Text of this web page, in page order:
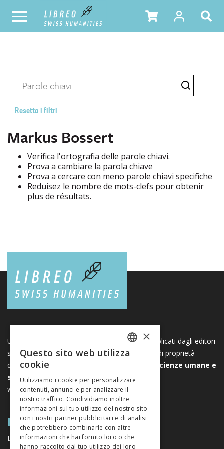
Resetta i filtri
Markus Bossert
Verifica l'ortografia delle parole chiavi.
Prova a cambiare la parola chiave
Prova a cercare con meno parole chiavi specifiche
Reduisez le nombre de mots-clefs pour obtenir
plus de résultats.
Una piattaforma unica per i libri e le riviste pubblicati dagli editori
svizzeri di scienze umane e sociali. Libreo.ch è di proprietà
dell’
Associazione svizzera degli editori di scienze umane e
sociali. È un’associazione senza scopo di lucro.
www.editeurssuisses.ch
MAPPA DEL SITO
LIBRI
FRENCH
×
Questo sito web utilizza
cookie
Utilizziamo i cookie per personalizzare
contenuti, annunci e per analizzare il
nostro traffico. Condividiamo inoltre
informazioni sul tuo utilizzo del nostro sito
con i nostri partner pubblicitari e di analisi
che potrebbero combinarle con altre
informazioni che hai fornito loro o che
hanno raccolto dal tuo utilizzo dei loro